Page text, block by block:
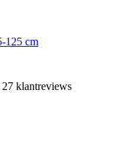
125 cm
27 klantreviews